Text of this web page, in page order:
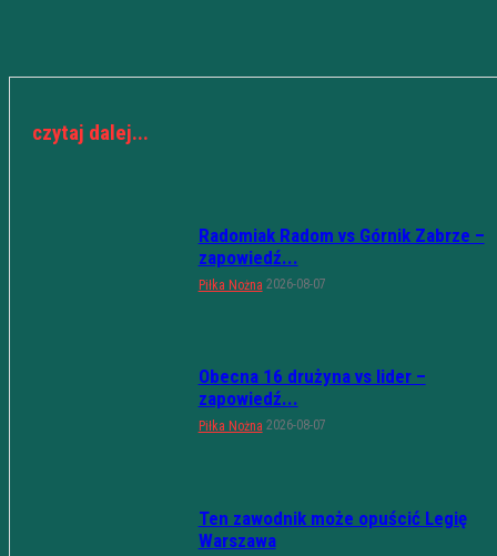
czytaj dalej...
Radomiak Radom vs Górnik Zabrze –
zapowiedź...
Piłka Nożna 2026-08-07
Obecna 16 drużyna vs lider –
zapowiedź...
Piłka Nożna 2026-08-07
Ten zawodnik może opuścić Legię
Warszawa